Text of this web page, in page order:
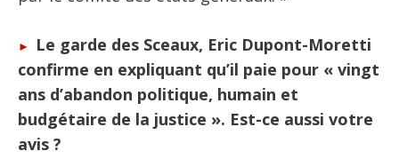
Le garde des Sceaux, Eric Dupont-Moretti
confirme en expliquant qu’il paie pour « vingt
ans d’abandon politique, humain et
budgétaire de la justice ». Est-ce aussi votre
avis ?